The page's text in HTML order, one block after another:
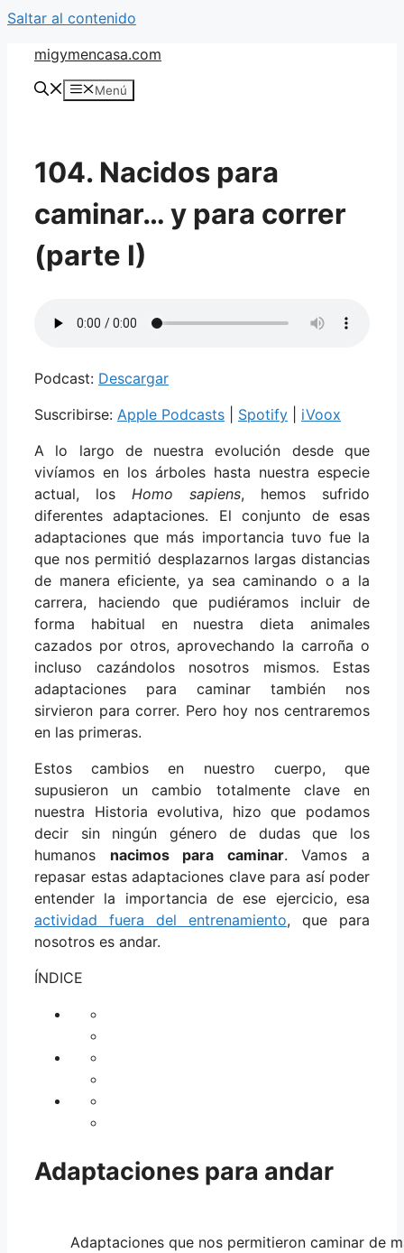
Saltar al contenido
migymencasa.com
Menú
104. Nacidos para
caminar… y para correr
(parte I)
Podcast: Descargar
Suscribirse: Apple Podcasts Spotify
iVoox
A lo largo de nuestra evolución desde que
vivíamos en los árboles hasta nuestra especie
actual, los Homo sapiens, hemos sufrido
diferentes adaptaciones. El conjunto de esas
adaptaciones que más importancia tuvo fue la
que nos permitió desplazarnos largas distancias
de manera eficiente, ya sea caminando o a la
carrera, haciendo que pudiéramos incluir de
forma habitual en nuestra dieta animales
cazados por otros, aprovechando la carroña o
incluso cazándolos nosotros mismos. Estas
adaptaciones para caminar también nos
sirvieron para correr. Pero hoy nos centraremos
en las primeras.
Estos cambios en nuestro cuerpo, que
supusieron un cambio totalmente clave en
nuestra Historia evolutiva, hizo que podamos
decir sin ningún género de dudas que los
humanos nacimos para caminar. Vamos a
repasar estas adaptaciones clave para así poder
entender la importancia de ese ejercicio, esa
actividad fuera del entrenamiento, que para
nosotros es andar.
ÍNDICE
Adaptaciones para andar
Adaptaciones que nos permitieron caminar de